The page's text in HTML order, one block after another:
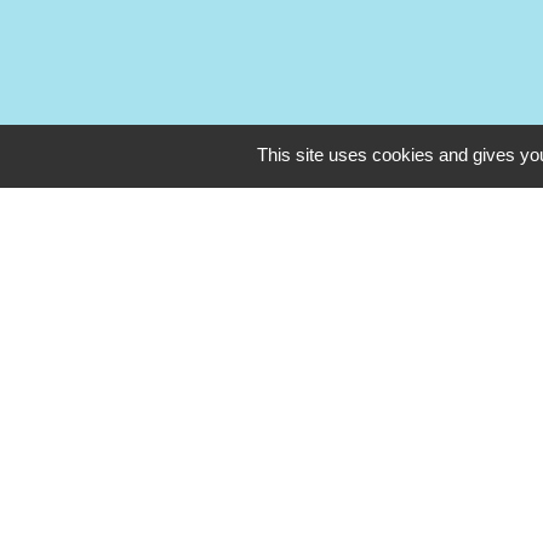
This site uses cookies and gives